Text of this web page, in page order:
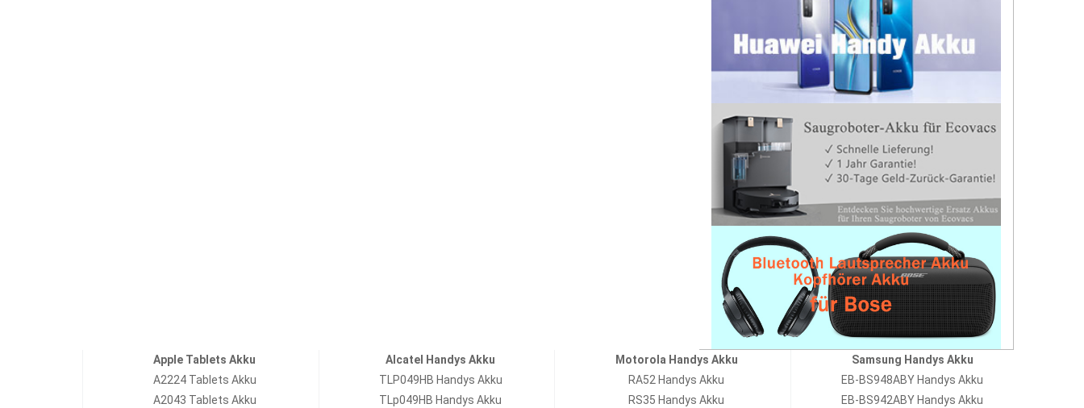
Apple Tablets Akku
A2224 Tablets Akku
A2043 Tablets Akku
Alcatel Handys Akku
TLP049HB Handys Akku
TLp049HB Handys Akku
Motorola Handys Akku
RA52 Handys Akku
RS35 Handys Akku
Samsung Handys Akku
EB-BS948ABY Handys Akku
EB-BS942ABY Handys Akku